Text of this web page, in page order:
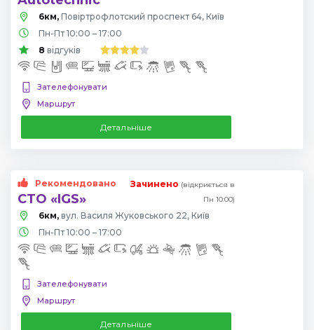
6км,
Повіртрофлотский проспект 64, Київ
Пн-Пт 10:00 – 17:00
8 відгуків
Зателефонувати
Маршрут
Детальніше
Рекомендовано
СТО «IGS»
Зачинено (відкриється в
Пн 10:00)
6км, вул. Василя Жуковського 22, Київ
Пн-Пт 10:00 – 17:00
Зателефонувати
Маршрут
Детальніше